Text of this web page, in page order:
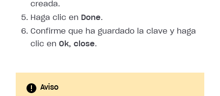
creada.
Haga clic en Done.
Confirme que ha guardado la clave y haga
clic en Ok, close.
Aviso